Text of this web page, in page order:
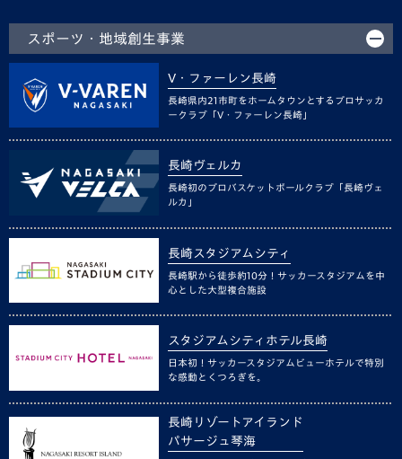
スポーツ・地域創生事業
V・ファーレン長崎
長崎県内21市町をホームタウンとするプロサッカ
ークラブ「V・ファーレン長崎」
長崎ヴェルカ
長崎初のプロバスケットボールクラブ「長崎ヴェ
ルカ」
長崎スタジアムシティ
長崎駅から徒歩約10分！サッカースタジアムを中
心とした大型複合施設
スタジアムシティホテル長崎
日本初！サッカースタジアムビューホテルで特別
な感動とくつろぎを。
長崎リゾートアイランド
パサージュ琴海